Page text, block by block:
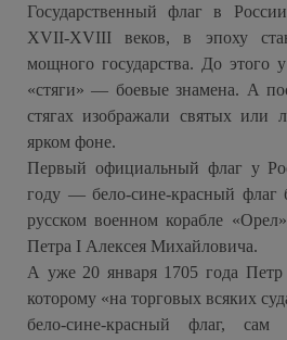
Государственный флаг в
XVII‑XVIII веков, в эпоху
мощного государства. До этого
«стяги» — боевые знамена. А
стягах изображали святых или
ярком фоне.
Первый официальный флаг у
году — бело‑сине‑красный
русском военном корабле
Петра I Алексея Михайловича.
А уже 20 января 1705 года Петр
которому «на торговых всяких
бело‑сине‑красный флаг,